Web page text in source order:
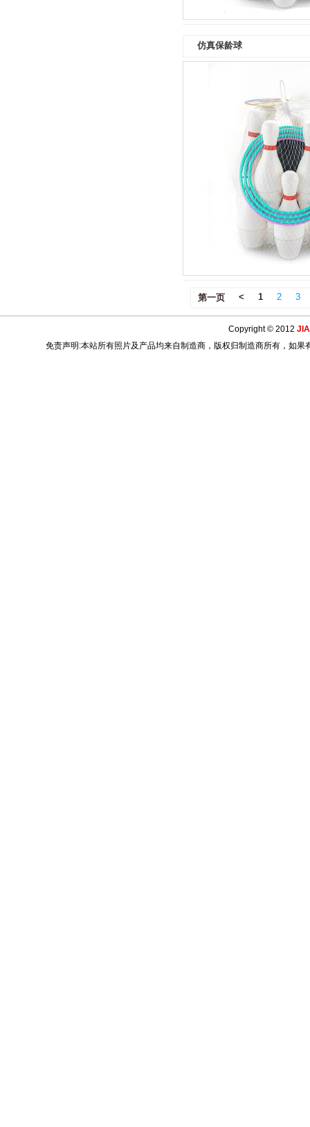
仿真保龄球
第一页 < 1 2 3
Copyright © 2012
免责声明:本站所有照片及产品均来自制造商，版权归制造商所有，如